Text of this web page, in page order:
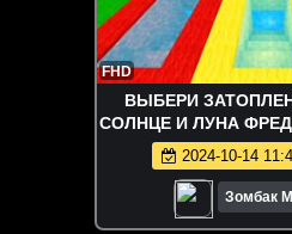
FHD
ВЫБЕРИ
СОЛНЦЕ И ЛУНА
9 В
2024-10-14
Зомбак